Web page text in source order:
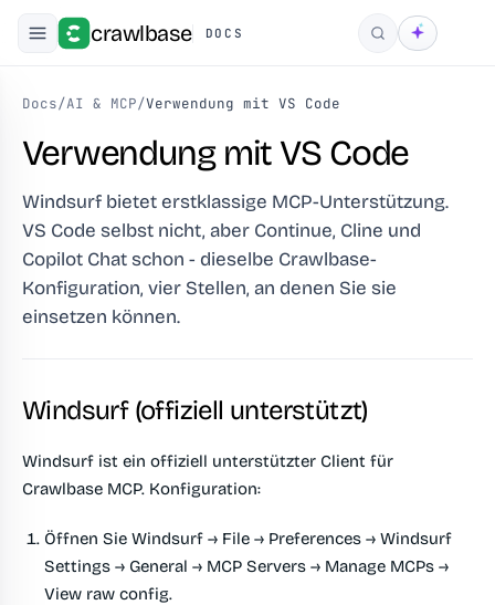
crawlbase DOCS Suchen
Docs/AI & MCP/Verwendung mit VS Code
Verwendung mit VS Code
Windsurf bietet erstklassige MCP-Unterstützung.
VS Code selbst nicht, aber Continue, Cline und
Copilot Chat schon - dieselbe Crawlbase-
Konfiguration, vier Stellen, an denen Sie sie
einsetzen können.
Windsurf (offiziell unterstützt)
Windsurf ist ein offiziell unterstützter Client für
Crawlbase MCP. Konfiguration:
Öffnen Sie Windsurf → File → Preferences → Windsurf
Settings → General → MCP Servers → Manage MCPs →
View raw config.